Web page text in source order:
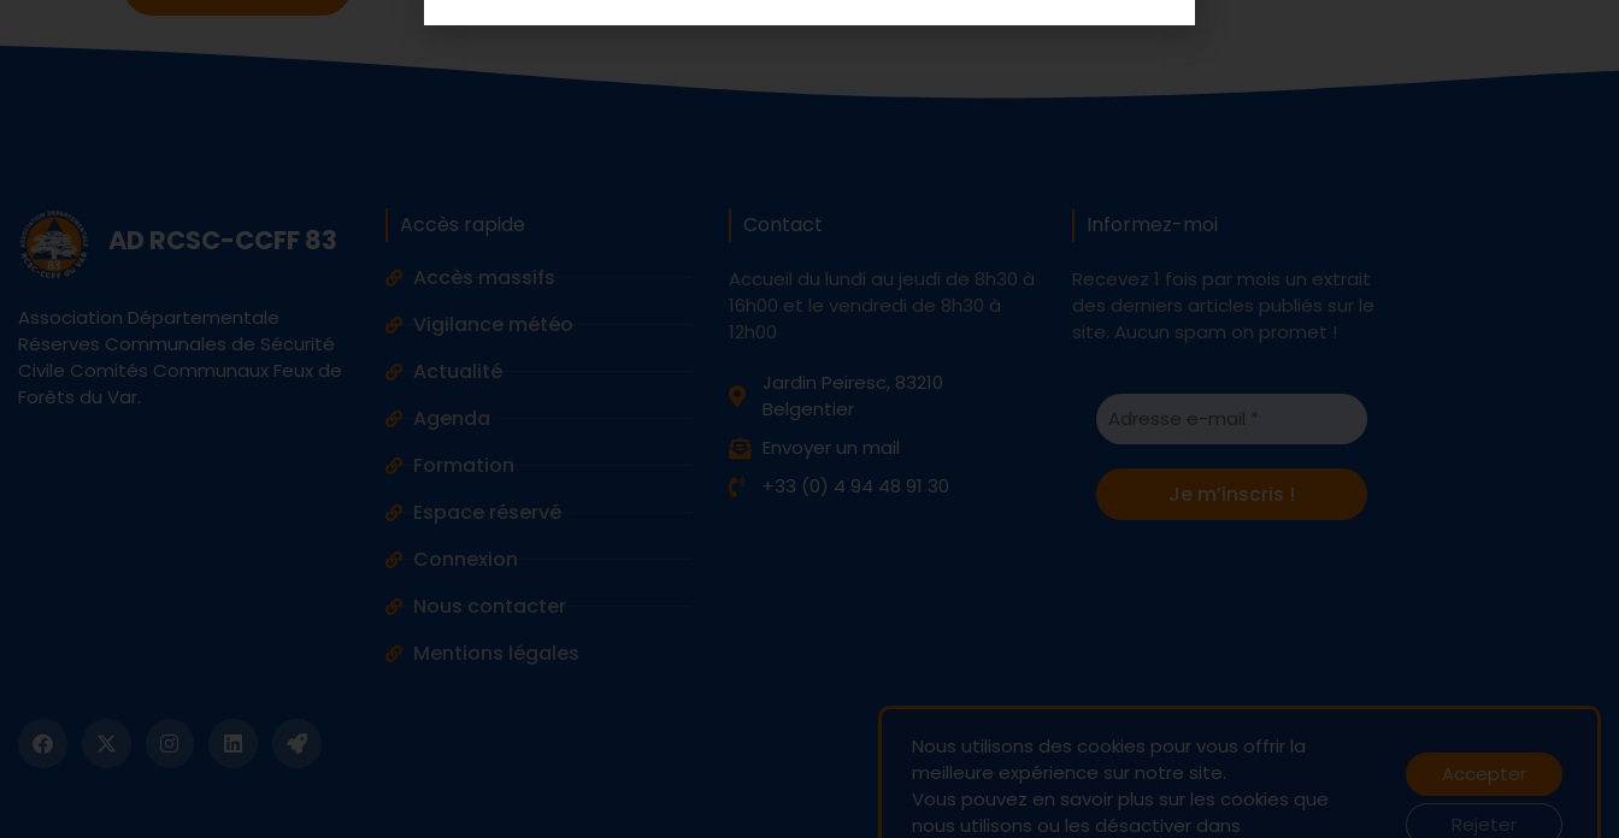
AD RCSC-CCFF 83
Association Départementale
Réserves Communales de Sécurité
Civile Comités Communaux Feux de
Forêts du Var.
Accès rapide
Accès massifs
Vigilance météo
Actualité
Agenda
Formation
Espace réservé
Connexion
Nous contacter
Mentions légales
Contact
Accueil du lundi au jeudi de 8h30 à
16h00 et le vendredi de 8h30 à
12h00
Jardin Peiresc, 83210
Belgentier
Envoyer un mail
+33 (0) 4 94 48 91 30
Informez-moi
Recevez 1 fois par mois un extrait
des derniers articles publiés sur le
site. Aucun spam on promet !
Nous utilisons des cookies pour vous offrir la
meilleure expérience sur notre site.
Vous pouvez en savoir plus sur les cookies que
nous utilisons ou les désactiver dans
Accepter
Rejeter